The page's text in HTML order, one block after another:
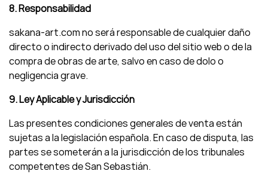
8. Responsabilidad
sakana-art.com no será responsable de cualquier daño
directo o indirecto derivado del uso del sitio web o de la
compra de obras de arte, salvo en caso de dolo o
negligencia grave.
9. Ley Aplicable y Jurisdicción
Las presentes condiciones generales de venta están
sujetas a la legislación española. En caso de disputa, las
partes se someterán a la jurisdicción de los tribunales
competentes de San Sebastián.